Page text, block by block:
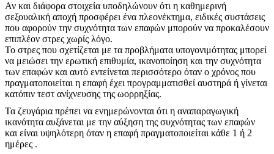
Αν και διάφορα στοιχεία υποδηλώνουν ότι η καθημερινή
σεξουαλική αποχή προσφέρει ένα πλεονέκτημα, ειδικές συστάσεις
που αφορούν την συχνότητα των επαφών μπορούν να προκαλέσουν
επιπλέον στρες χωρίς λόγο.
Το στρες που σχετίζεται με τα προβλήματα υπογονιμότητας μπορεί
να μειώσει την ερωτική επιθυμία, ικανοποίηση και την συχνότητα
των επαφών και αυτό εντείνεται περισσότερο όταν ο χρόνος που
πραγματοποιείται η επαφή έχει προγραμματισθεί αυστηρά ή γίνεται
κατόπιν τεστ ανίχνευσης της ωορρηξίας.
Τα ζευγάρια πρέπει να ενημερώνονται ότι η αναπαραγωγική
ικανότητα αυξάνεται με την αύξηση της συχνότητας των επαφών
και είναι υψηλότερη όταν η επαφή πραγματοποιείται κάθε 1 ή 2
ημέρες .